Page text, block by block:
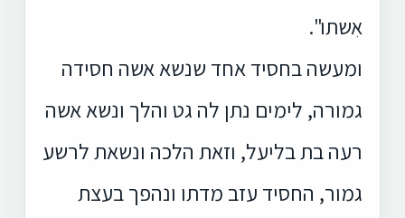
אִשתו".
ומעשה בחסיד אחד שנשא אשה חסידה
גמורה, לימים נתן לה גט והלך ונשא אשה
רעה בת בליעל, וזאת הלכה ונשאת לרשע
גמור, החסיד עזב מדתו ונהפך בעצת